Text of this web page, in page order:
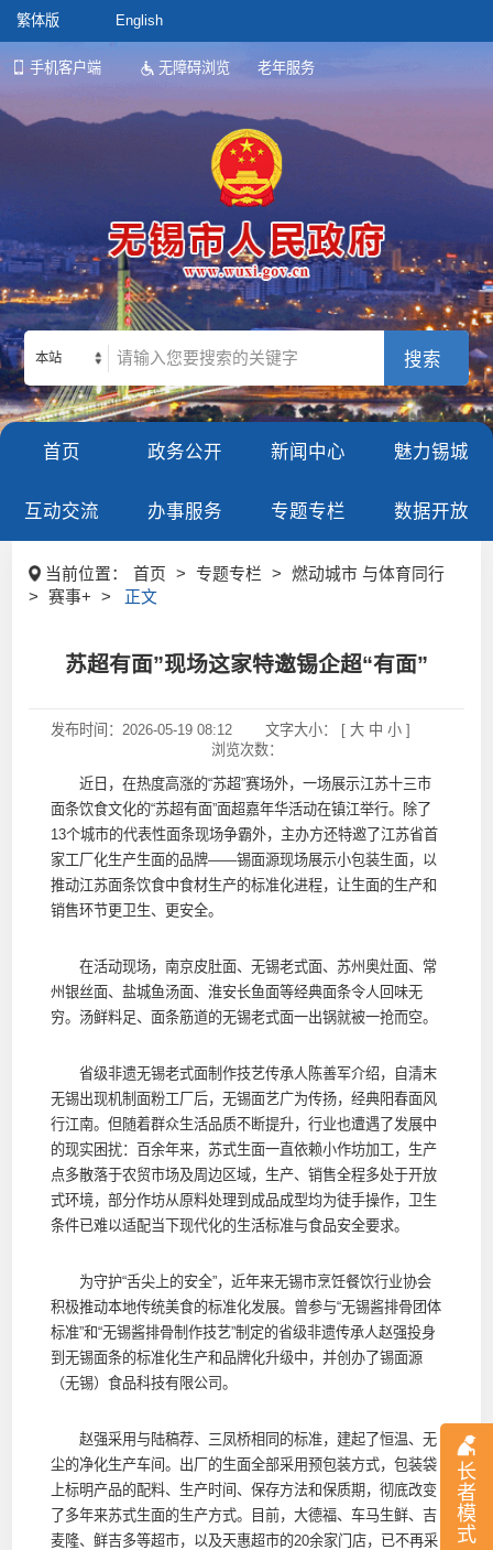
繁体版 English
手机客户端 无障碍浏览 老年服务
长
者
模
式
本站
首页 政务公开 新闻中心 魅力锡城
互动交流 办事服务 专题专栏 数据开放
当前位置： 首页 > 专题专栏 >
燃动城市 与体育同行
>
赛事+ > 正文
苏超有面”现场这家特邀锡企超“有面”
发布时间： 2026-05-19 08:12 文字大小： [ 大 中 小]
浏览次数：
近日，在热度高涨的“苏超”赛场外，一场展示江苏十三市
面条饮食文化的“苏超有面”面超嘉年华活动在镇江举行。除了
13个城市的代表性面条现场争霸外，主办方还特邀了江苏省首
家工厂化生产生面的品牌——锡面源现场展示小包装生面，以
推动江苏面条饮食中食材生产的标准化进程，让生面的生产和
销售环节更卫生、更安全。
在活动现场，南京皮肚面、无锡老式面、苏州奥灶面、常
州银丝面、盐城鱼汤面、淮安长鱼面等经典面条令人回味无
穷。汤鲜料足、面条筋道的无锡老式面一出锅就被一抢而空。
省级非遗无锡老式面制作技艺传承人陈善军介绍，自清末
无锡出现机制面粉工厂后，无锡面艺广为传扬，经典阳春面风
行江南。但随着群众生活品质不断提升，行业也遭遇了发展中
的现实困扰：百余年来，苏式生面一直依赖小作坊加工，生产
点多散落于农贸市场及周边区域，生产、销售全程多处于开放
式环境，部分作坊从原料处理到成品成型均为徒手操作，卫生
条件已难以适配当下现代化的生活标准与食品安全要求。
为守护“舌尖上的安全”，近年来无锡市烹饪餐饮行业协会
积极推动本地传统美食的标准化发展。曾参与“无锡酱排骨团体
标准”和“无锡酱排骨制作技艺”制定的省级非遗传承人赵强投身
到无锡面条的标准化生产和品牌化升级中，并创办了锡面源
（无锡）食品科技有限公司。
赵强采用与陆稿荐、三凤桥相同的标准，建起了恒温、无
尘的净化生产车间。出厂的生面全部采用预包装方式，包装袋
上标明产品的配料、生产时间、保存方法和保质期，彻底改变
了多年来苏式生面的生产方式。目前，大德福、车马生鲜、吉
麦隆、鲜吉多等超市，以及天惠超市的20余家门店，已不再采